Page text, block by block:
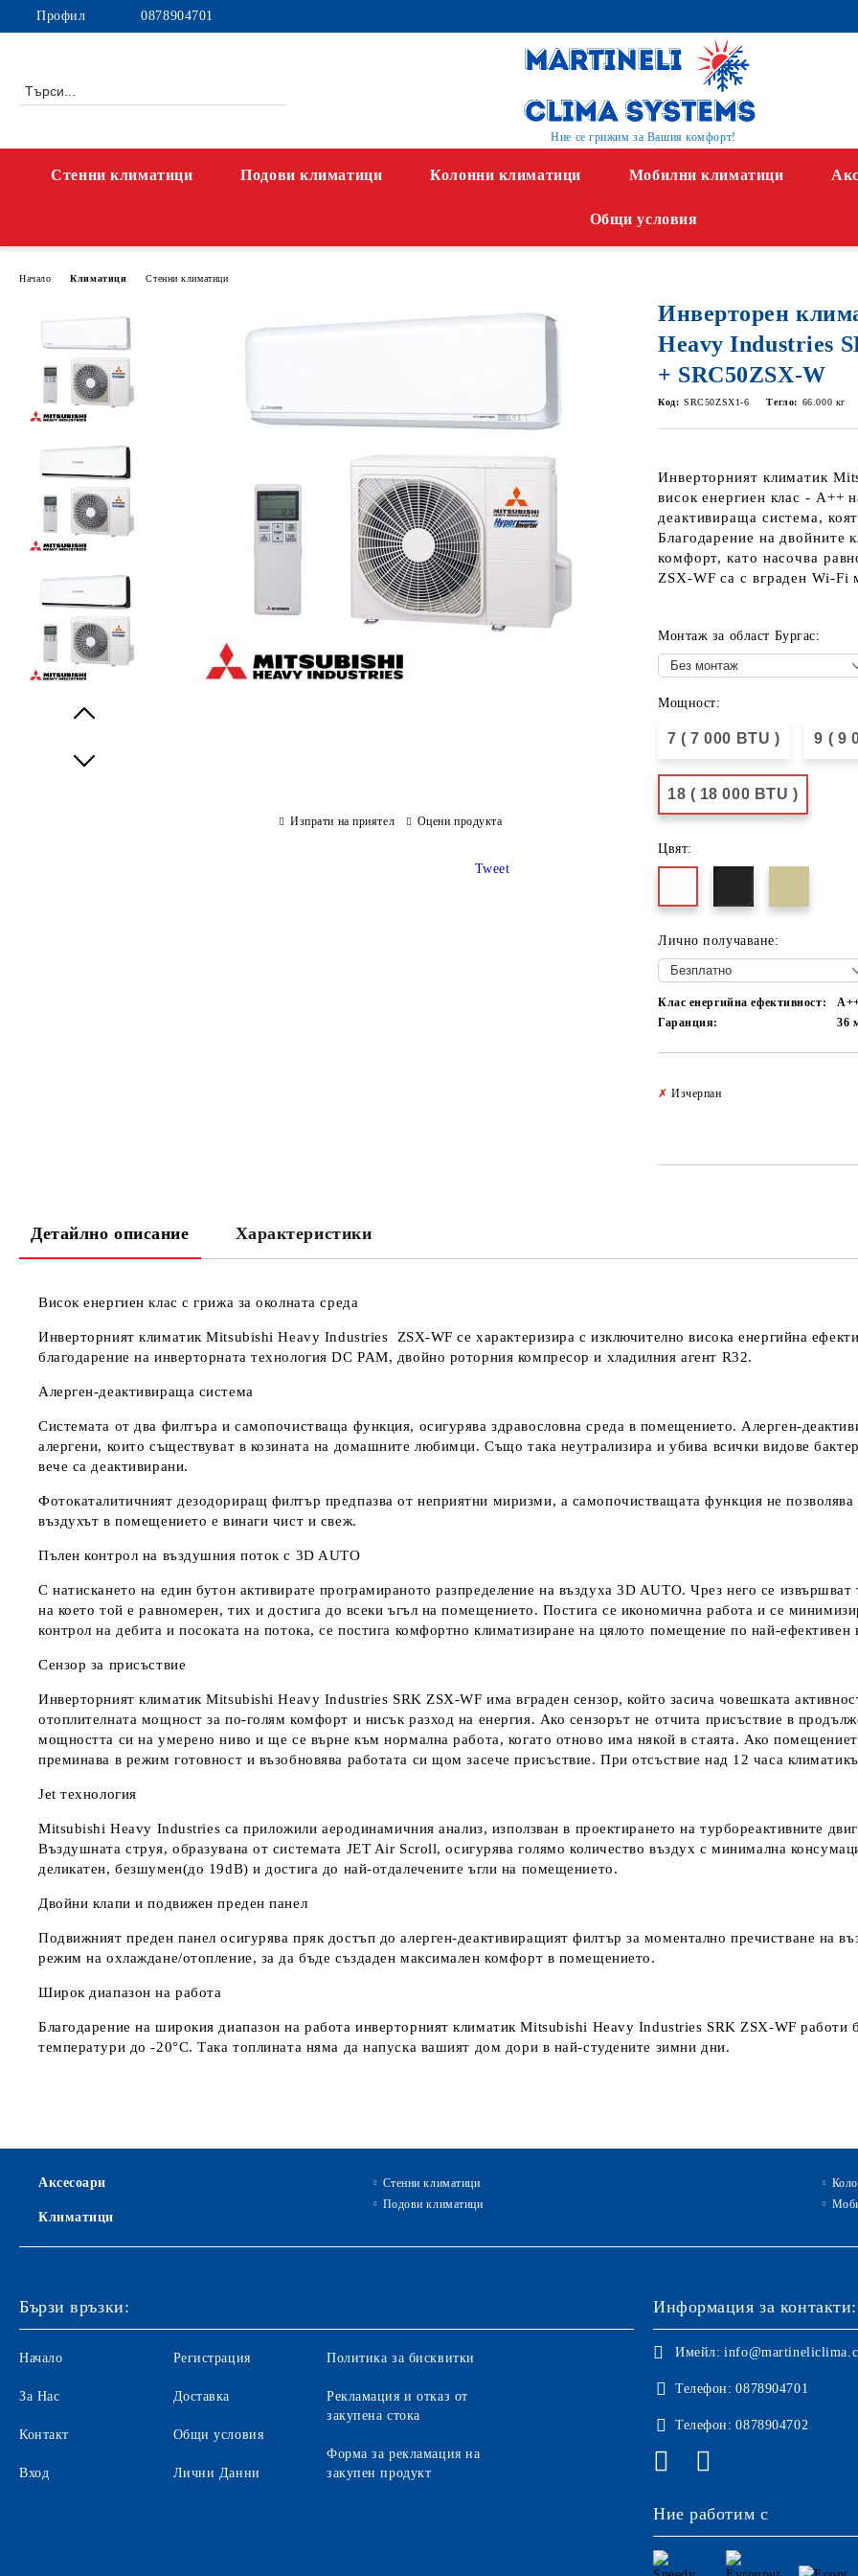
Профил 0878904701
Ние се грижим за Вашия комфорт!
Стенни климатици Подови климатици Колонни климатици Мобилни климатици
Общи условия
Начало Климатици Стенни климатици
Инверторен
Heavy Industries
+ SRC50ZSX-W
Код: SRC50ZSX1-6 Тегло: 66.000 кг
Инверторният климатик
висок енергиен клас - А++
деактивираща система,
Благодарение на двойните
комфорт, като насочва
ZSX-WF са с вграден Wi-Fi
Монтаж за област Бургас:
Мощност:
7 ( 7 000 BTU ) 9 ( 9
18 ( 18 000 BTU )
Цвят:
Лично получаване:
Клас енергийна ефективност:
Гаранция:
36
✗ Изчерпан
Изпрати на приятел Оцени продукта
Tweet
Детайлно описание Характеристики
Висок енергиен клас с грижа за околната среда
Инверторният климатик Mitsubishi Heavy Industries ZSX-WF се характеризира с изключително висока енергийна
благодарение на инверторната технология DC PAM, двойно роторния компресор и хладилния агент R32.
Алерген-деактивираща система
Системата от два филтъра и самопочистваща функция, осигурява здравословна среда в помещението. Алерген-
алергени, които съществуват в козината на домашните любимци. Също така неутрализира и убива всички видове
вече са деактивирани.
Фотокаталитичният дезодориращ филтър предпазва от неприятни миризми, а самопочистващата функция не позволява
въздухът в помещението е винаги чист и свеж.
Пълен контрол на въздушния поток с 3D AUTO
С натискането на един бутон активирате програмираното разпределение на въздуха 3D AUTO. Чрез него се
на което той е равномерен, тих и достига до всеки ъгъл на помещението. Постига се икономична работа и се
контрол на дебита и посоката на потока, се постига комфортно климатизиране на цялото помещение по най-ефективен
Сензор за присъствие
Инверторният климатик Mitsubishi Heavy Industries SRK ZSX-WF има вграден сензор, който засича човешката
отоплителната мощност за по-голям комфорт и нисък разход на енергия. Ако сензорът не отчита присъствие в
мощността си на умерено ниво и ще се върне към нормална работа, когато отново има някой в стаята. Ако
преминава в режим готовност и възобновява работата си щом засече присъствие. При отсъствие над 12 часа
Jet технология
Mitsubishi Heavy Industries са приложили аеродинамичния анализ, използван в проектирането на турбореактивните
Въздушната струя, образувана от системата JET Air Scroll, осигурява голямо количество въздух с минимална
деликатен, безшумен(до 19dB) и достига до най-отдалечените ъгли на помещението.
Двойни клапи и подвижен преден панел
Подвижният преден панел осигурява пряк достъп до алерген-деактивиращият филтър за моментално пречистване на
режим на охлаждане/отопление, за да бъде създаден максимален комфорт в помещението.
Широк диапазон на работа
Благодарение на широкия диапазон на работа инверторният климатик Mitsubishi Heavy Industries SRK ZSX-WF
температури до -20°С. Така топлината няма да напуска вашият дом дори в най-студените зимни дни.
Аксесоари
Климатици
Стенни климатици
Подови климатици
Бързи връзки:
Начало
За Нас
Контакт
Вход
Регистрация
Доставка
Общи условия
Лични Данни
Политика за бисквитки
Рекламация и отказ от
закупена стока
Форма за рекламация на
закупен продукт
Информация за контакти:
Имейл:
Телефон: 0878904701
Телефон: 0878904702
Ние работим с